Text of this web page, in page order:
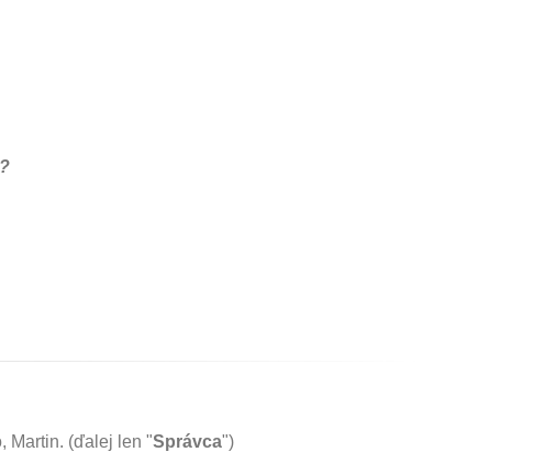
Martin. (ďalej len "Správca")